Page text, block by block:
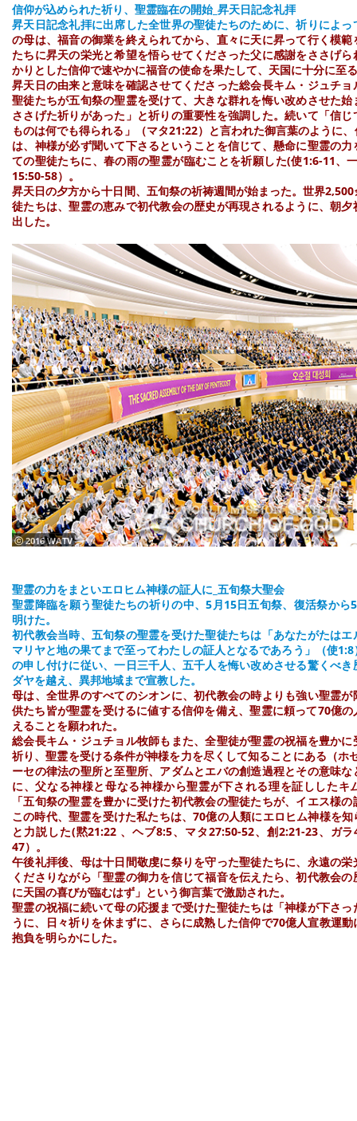
信仰が込められた祈り、聖霊臨在の開始_昇天日記念礼拝
昇天日記念礼拝に出席した全世界の聖徒たちのために、祈りによ
の母は、福音の御業を終えられてから、直々に天に昇って行く模
たちに昇天の栄光と希望を悟らせてくださった父に感謝をささげ
かりとした信仰で速やかに福音の使命を果たして、天国に十分に至
昇天日の由来と意味を確認させてくださった総会長キム・ジュチ
聖徒たちが五旬祭の聖霊を受けて、大きな群れを悔い改めさせた
ささげた祈りがあった」と祈りの重要性を強調した。続いて「信
ものは何でも得られる」（マタ21:22）と言われた御言葉のように
は、神様が必ず聞いて下さるということを信じて、懸命に聖霊の
ての聖徒たちに、春の雨の聖霊が臨むことを祈願した(使1:6-11、
15:50-58）。
昇天日の夕方から十日間、五旬祭の祈祷週間が始まった。世界
徒たちは、聖霊の恵みで初代教会の歴史が再現されるように、朝
出した。
ⓒ 2016 WATV
聖霊の力をまといエロヒム神様の証人に_五旬祭大聖会
聖霊降臨を願う聖徒たちの祈りの中、5月15日五旬祭、復活祭から
明けた。
初代教会当時、五旬祭の聖霊を受けた聖徒たちは「あなたがたは
マリヤと地の果てまで至ってわたしの証人となるであろう」（使
の申し付けに従い、一日三千人、五千人を悔い改めさせる驚くべ
ダヤを越え、異邦地域まで宣教した。
母は、全世界のすべてのシオンに、初代教会の時よりも強い聖霊
供たち皆が聖霊を受けるに値する信仰を備え、聖霊に頼って70億
えることを願われた。
総会長キム・ジュチョル牧師もまた、全聖徒が聖霊の祝福を豊か
祈り、聖霊を受ける条件が神様を力を尽くして知ることにある（ホ
ーセの律法の聖所と至聖所、アダムとエバの創造過程とその意味
に、父なる神様と母なる神様から聖霊が下される理を証ししたキ
「五旬祭の聖霊を豊かに受けた初代教会の聖徒たちが、イエス様
この時代、聖霊を受けた私たちは、70億の人類にエロヒム神様を
と力説した(黙21:22 、ヘブ8:5、マタ27:50-52、創2:21-23、ガ
47）。
午後礼拝後、母は十日間敬虔に祭りを守った聖徒たちに、永遠の
くださりながら「聖霊の御力を信じて福音を伝えたら、初代教会
に天国の喜びが臨むはず」という御言葉で激励された。
聖霊の祝福に続いて母の応援まで受けた聖徒たちは「神様が下さ
うに、日々祈りを休まずに、さらに成熟した信仰で70億人宣教運
抱負を明らかにした。